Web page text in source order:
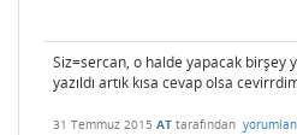
Siz=sercan, o halde yapacak birşey
yazıldı artık kısa cevap olsa
31 Temmuz 2015 AT tarafından